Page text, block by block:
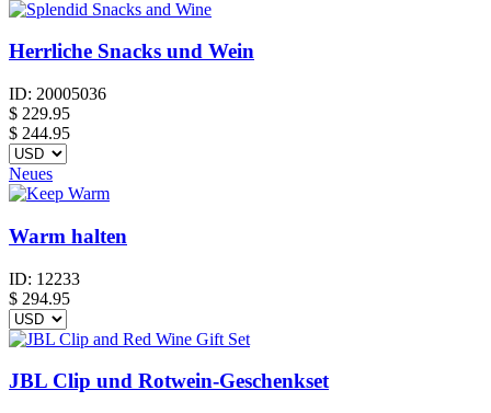
Herrliche Snacks und Wein
ID: 20005036
$ 229.95
$ 244.95
Neues
Warm halten
ID: 12233
$ 294.95
JBL Clip und Rotwein-Geschenkset